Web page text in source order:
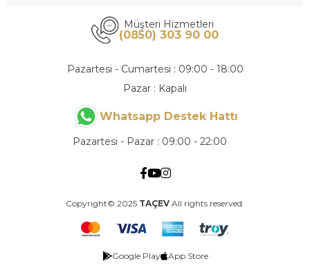
Müşteri Hizmetleri
(0850) 303 90 00
Pazartesi - Cumartesi : 09:00 - 18:00
Pazar : Kapalı
Whatsapp Destek Hattı
Pazartesi - Pazar : 09:00 - 22:00
Copyright© 2025 TAÇEV All rights reserved.
Google Play App Store